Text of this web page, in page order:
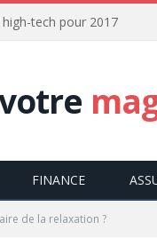
tech pour 2017
FINANCE
de la relaxation ?